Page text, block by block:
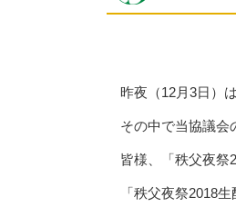
昨夜（12月3日）
その中で当協議会
皆様、「秩父夜祭
「秩父夜祭2018